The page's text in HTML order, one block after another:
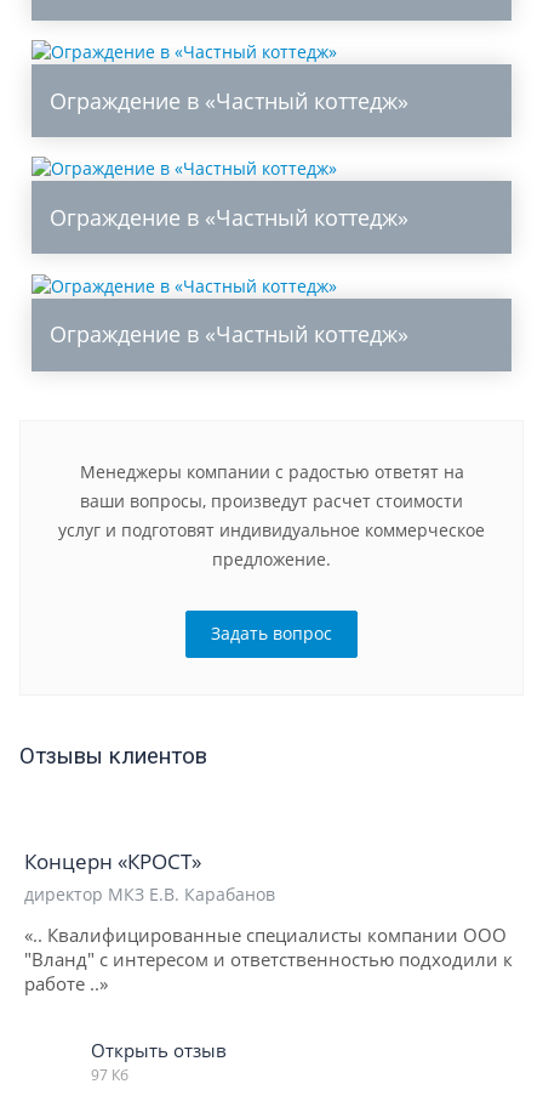
Ограждение в «Частный коттедж»
Ограждение в «Частный коттедж»
Ограждение в «Частный коттедж»
Менеджеры компании с радостью ответят на
ваши вопросы, произведут расчет стоимости
услуг и подготовят индивидуальное коммерческое
предложение.
Задать вопрос
Отзывы клиентов
Концерн «КРОСТ»
директор МКЗ Е.В. Карабанов
«.. Квалифицированные специалисты компании ООО
"Вланд" с интересом и ответственностью подходили к
работе ..»
Открыть отзыв
97 Кб